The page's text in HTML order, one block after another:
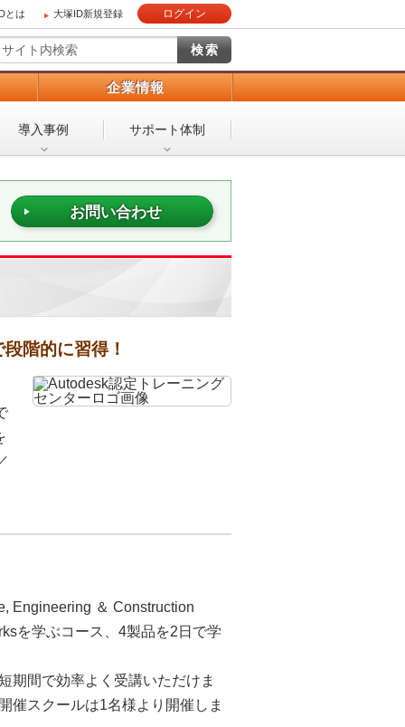
とは 大塚ID新規登録 ログイン
企業情報
導入事例 サポート体制
お問い合わせ
階的に習得！
Engineering ＆ Construction
を学ぶコース、4製品を2日で学
期間で効率よく受講いただけま
催スクールは1名様より開催しま